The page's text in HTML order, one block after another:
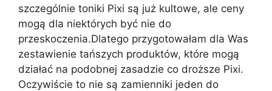
szczególnie toniki Pixi są już kultowe, ale ceny
mogą dla niektórych być nie do
przeskoczenia.Dlatego przygotowałam dla Was
zestawienie tańszych produktów, które mogą
działać na podobnej zasadzie co droższe Pixi.
Oczywiście to nie są zamienniki jeden do